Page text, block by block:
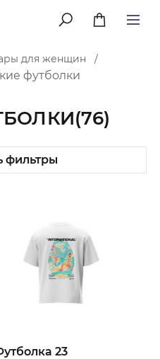
меню
для женщин
/
футболки
(76)
фильтры
23